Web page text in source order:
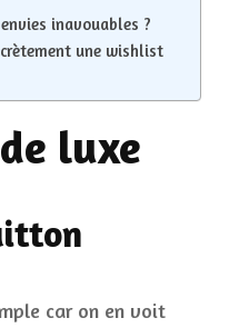
inavouables ?
une wishlist
luxe
car on en voit